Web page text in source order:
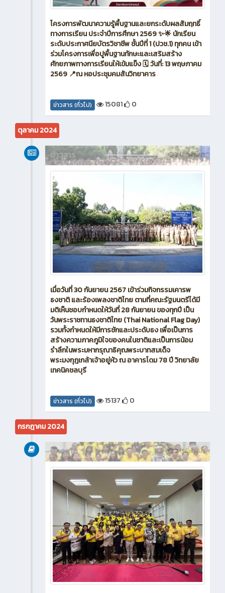
โครงการพัฒนาความรู้พื้นฐานและยกระดับผลสัมฤทธิ์
ทางการเรียน ประจำปีการศึกษา 2569 ✨🌟 นักเรียน
ระดับประกาศนียบัตรวิชาชีพ ชั้นปีที่ 1 (ปวช.1) ทุกคน เข้า
ร่วมโครงการเพื่อปูพื้นฐานทักษะและเสริมสร้าง
ศักยภาพทางการเรียนให้เข้มแข็ง 🗓 วันที่: 13 พฤษภาคม
2569 📍ณ หอประชุมคมสันวิทยาคาร
ข่าวสาร (ทั่วไป) 15081 0
ตุลาคม 2024
2 ปี ที่ผ่านมา
ข่าวสาร
เมื่อวันที่ 30 กันยายน 2567 เข้าร่วมกิจกรรมเคารพ
ธงชาติ และร้องเพลงชาติไทย ตามที่คณะรัฐมนตรีได้มี
มติเห็นชอบกำหนดให้วันที่ 28 กันยายน ของทุกปี เป็น
วันพระราชทานธงชาติไทย (Thai National Flag Day)
รวมทั้งกำหนดให้มีการชักและประดับธง เพื่อเป็นการ
สร้างความภาคภูมิใจของคนในชาติและเป็นการน้อม
รำลึกในพระมหากรุณาธิคุณพระบาทสมเด็จ
พระมงกุฎเกล้าเจ้าอยู่หัว ณ อาคารโดม 78 ปี วิทยาลัย
เทคนิคชลบุรี
ข่าวสาร (ทั่วไป) 15137 0
กรกฎาคม 2024
2 ปี ที่ผ่านมา
บทความ